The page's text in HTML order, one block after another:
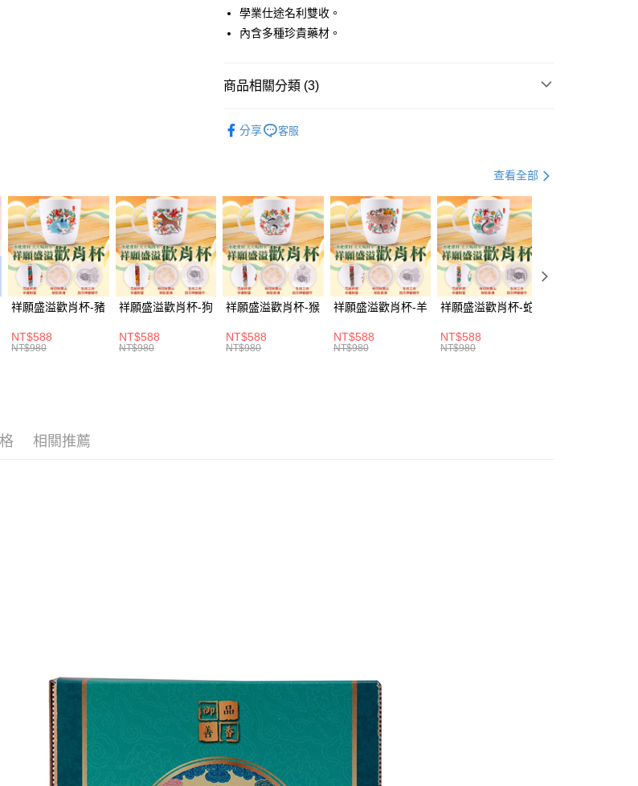
街口支付
Google Pay
大哥付你分期
2.付款方式選擇「大哥付你分期」，訂單成立後會自動跳轉到大哥付的交易
流程，驗證手機門號後，選擇欲分期的期數、繳款截止日，確認付款後即
完成交易。
3.實際核准額度、可分期數及費用金額請依後續交易確認頁面所載為準。
4.訂單成立30分鐘內，如未前往確認交易或遇審核未通過，訂單將自動取
消。如遇「轉專審核」未通過狀況，表示未達大哥付你分期系統評分，恕
無法說明評估內容。
【繳款方式說明】
1.分期款項不併入電信帳單，「大哥付你分期」於每月結算日後寄送繳費提
醒簡訊。
2.透過簡訊連結打開帳單後，可選擇「超商條碼／台灣大直營門市／銀行轉
貨到付款
運送方式
付款後全家取貨(訂單門檻$4000以下)
每筆NT$120，滿NT$1,500(含以上)免運費
付款後萊爾富取貨(訂單門檻$4000以下)
學業仕途名利雙收。
內含多種珍貴藥材。
商品相關分類 (3)
分享 客服
查看全部
祥願盛溢歡肖杯-豬
NT$588
NT$980
祥願盛溢歡肖杯-狗
NT$588
NT$980
祥願盛溢歡肖杯-猴
NT$588
NT$980
祥願盛溢歡肖杯-羊
NT$588
NT$980
祥願盛溢歡肖杯-蛇
NT$588
NT$980
相關推薦